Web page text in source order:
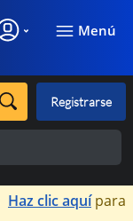
Menú
Registrarse
×
Haz clic aquípara